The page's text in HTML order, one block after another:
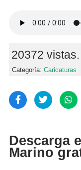
20372 vistas.
Categoría: Caricaturas
Descarga
Marino